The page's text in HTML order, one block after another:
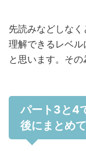
先読みなどしな
理解できるレベ
と思います。その
パート3と4
後にまとめ